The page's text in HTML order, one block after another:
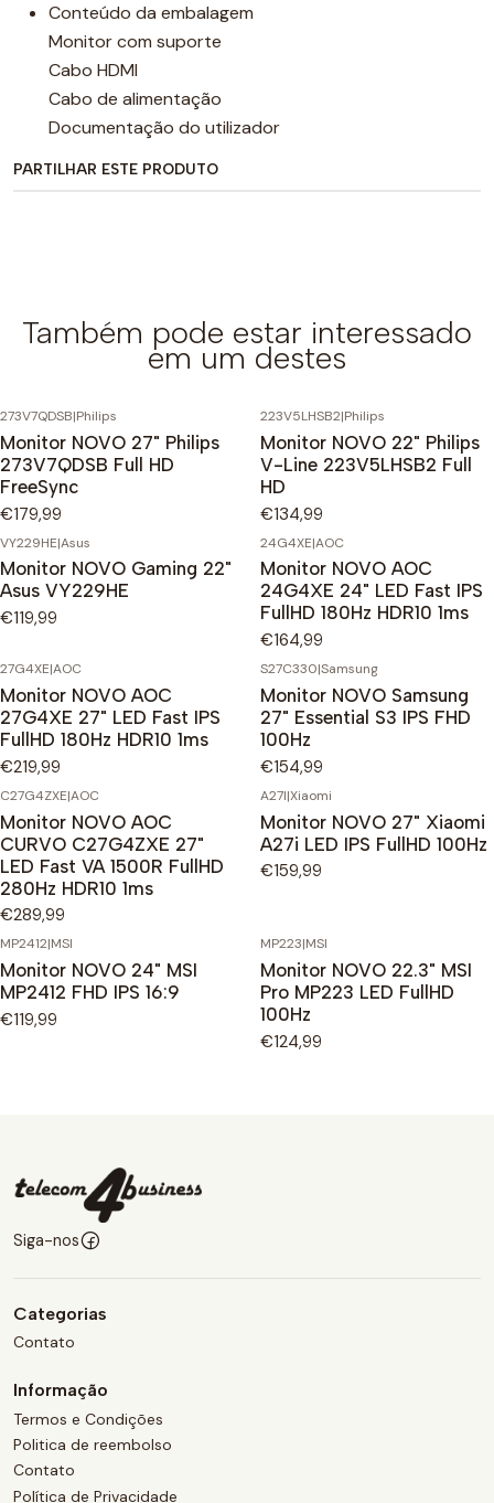
Conteúdo da embalagem
Monitor com suporte
Cabo HDMI
Cabo de alimentação
Documentação do utilizador
PARTILHAR ESTE PRODUTO
Também pode estar interessado
em um destes
273V7QDSB|Philips
Monitor NOVO 27" Philips
273V7QDSB Full HD
FreeSync
€179,99
223V5LHSB2|Philips
Monitor NOVO 22" Philips
V-Line 223V5LHSB2 Full
HD
€134,99
VY229HE|Asus
Monitor NOVO Gaming 22"
Asus VY229HE
€119,99
24G4XE|AOC
Monitor NOVO AOC
24G4XE 24" LED Fast IPS
FullHD 180Hz HDR10 1ms
€164,99
27G4XE|AOC
Monitor NOVO AOC
27G4XE 27" LED Fast IPS
FullHD 180Hz HDR10 1ms
€219,99
S27C330|Samsung
Monitor NOVO Samsung
27" Essential S3 IPS FHD
100Hz
€154,99
C27G4ZXE|AOC
Monitor NOVO AOC
CURVO C27G4ZXE 27"
LED Fast VA 1500R FullHD
280Hz HDR10 1ms
€289,99
A27I|Xiaomi
Monitor NOVO 27" Xiaomi
A27i LED IPS FullHD 100Hz
€159,99
MP2412|MSI
Monitor NOVO 24" MSI
MP2412 FHD IPS 16:9
€119,99
MP223|MSI
Monitor NOVO 22.3" MSI
Pro MP223 LED FullHD
100Hz
€124,99
Siga-nos
Categorias
Contato
Informação
Termos e Condições
Politica de reembolso
Contato
Política de Privacidade